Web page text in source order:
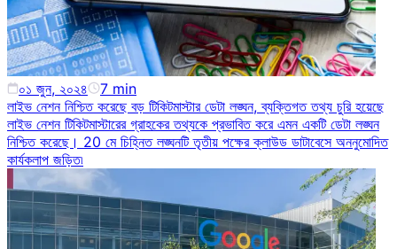
০১ জুন, ২০২৪ 7 min
লাইভ নেশন নিশ্চিত করেছে বড় টিকিটমাস্টার ডেটা লঙ্ঘন, ব্যক্তিগত তথ্য চুরি হয়েছে
লাইভ নেশন টিকিটমাস্টারের গ্রাহকের তথ্যকে প্রভাবিত করে এমন একটি ডেটা লঙ্ঘন
নিশ্চিত করেছে। 20 মে চিহ্নিত লঙ্ঘনটি তৃতীয় পক্ষের ক্লাউড ডাটাবেসে অননুমোদিত
কার্যকলাপ জড়িত৷